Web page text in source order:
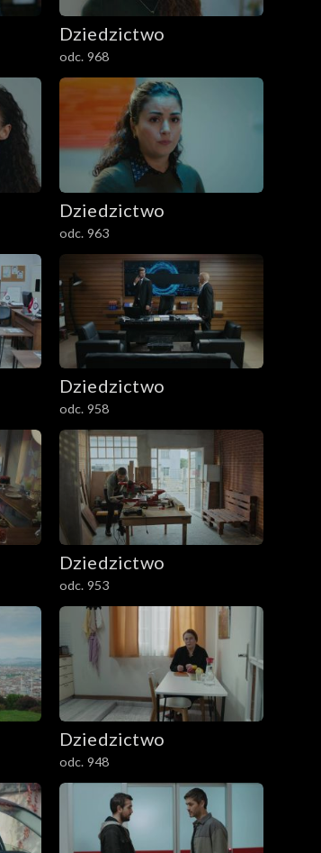
Dziedzictwo
odc. 968
Dziedzictwo
odc. 963
Dziedzictwo
odc. 958
Dziedzictwo
odc. 953
Dziedzictwo
odc. 948